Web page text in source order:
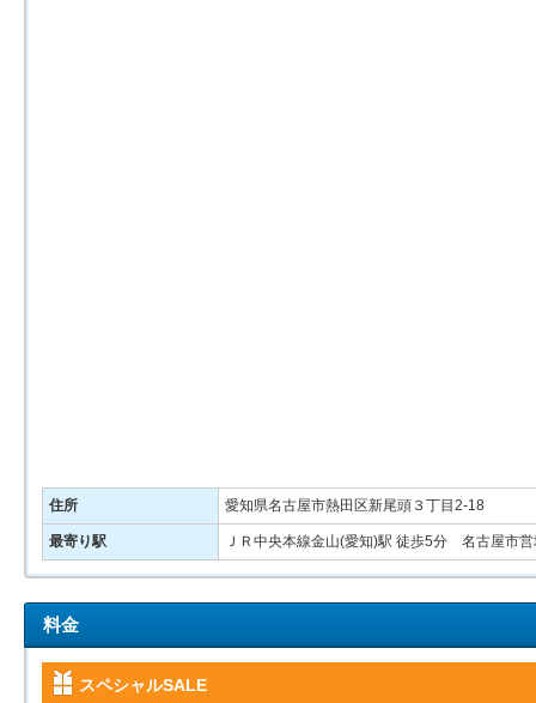
住所 愛知県名古屋市熱田区新尾頭３丁目2-18
最寄り駅 ＪＲ中央本線金山(愛知)駅 徒歩5分 名古屋市
料金
スペシャルSALE